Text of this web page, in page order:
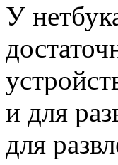
У
и для
для